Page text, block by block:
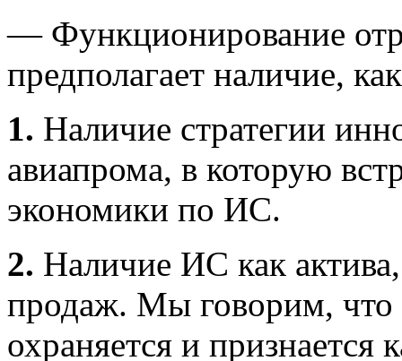
— Функционирование
предполагает наличие,
1. Наличие стратегии
авиапрома, в которую
экономики по ИС.
2. Наличие ИС как
продаж. Мы говорим, что
охраняется и